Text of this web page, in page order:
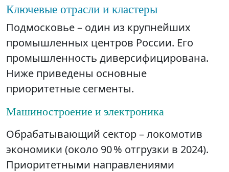
Ключевые отрасли и кластеры
Подмосковье – один из крупнейших
промышленных центров России. Его
промышленность диверсифицирована.
Ниже приведены основные
приоритетные сегменты.
Машиностроение и электроника
Обрабатывающий сектор – локомотив
экономики (около 90 % отгрузки в 2024).
Приоритетными направлениями